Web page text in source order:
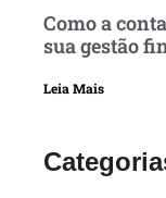
Como a
sua gestão
Leia Mais